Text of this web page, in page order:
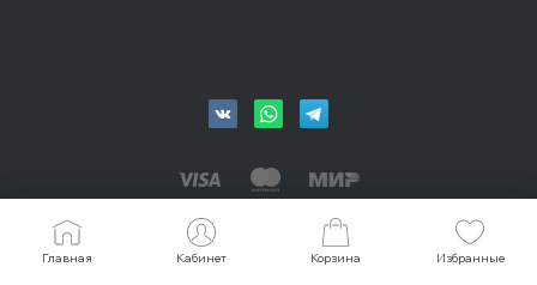
Главная Кабинет Корзина Избранные
Главная Кабинет Корзина Избранные
© 2026 IMAGINE, Все права защищены